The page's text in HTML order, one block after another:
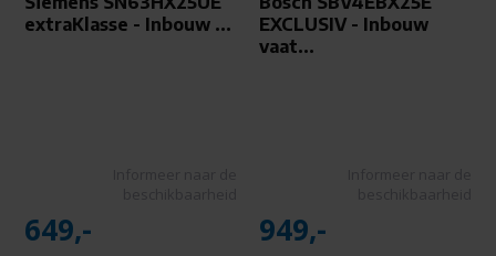
extraKlasse - Inbouw ...
649,-
EXCLUSIV - Inbouw
vaat...
949,-